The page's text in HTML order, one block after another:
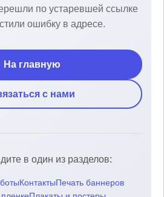
по устаревшей ссылке
ошибку в адресе.
На главную
с нами
в один из разделов:
КонтактыПечать баннеров